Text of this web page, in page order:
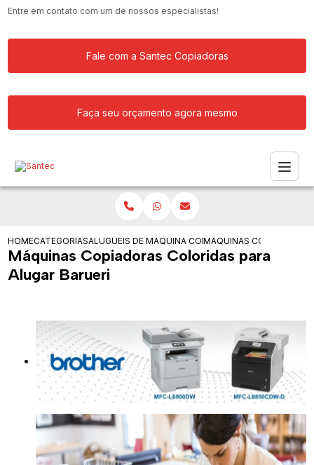
Entre em contato com um de nossos especialistas!
Fale com a Santec Copiadoras
Faça seu orçamento agora mesmo
HOMECATEGORIASALUGUEIS DE COPIADORASMAQUINA COPIADORA PARA ALUGAR
MAQUINAS COPIADORAS
Máquinas Copiadoras Coloridas para
Alugar Barueri